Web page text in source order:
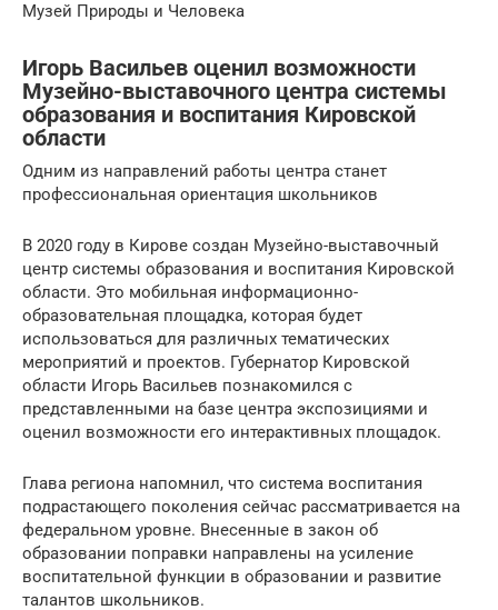
Музей Природы и Человека
Игорь Васильев оценил возможности
Музейно-выставочного центра системы
образования и воспитания Кировской
области
Одним из направлений работы центра станет
профессиональная ориентация школьников
В 2020 году в Кирове создан Музейно-выставочный
центр системы образования и воспитания Кировской
области. Это мобильная информационно-
образовательная площадка, которая будет
использоваться для различных тематических
мероприятий и проектов. Губернатор Кировской
области Игорь Васильев познакомился с
представленными на базе центра экспозициями и
оценил возможности его интерактивных площадок.
Глава региона напомнил, что система воспитания
подрастающего поколения сейчас рассматривается на
федеральном уровне. Внесенные в закон об
образовании поправки направлены на усиление
воспитательной функции в образовании и развитие
талантов школьников.